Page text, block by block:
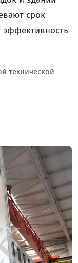
срок
технической